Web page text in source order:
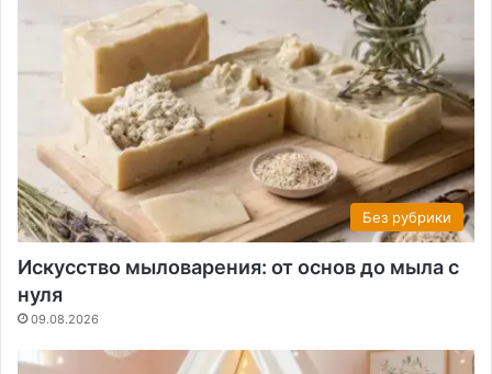
Без рубрики
Искусство мыловарения: от основ до мыла с
нуля
09.08.2026